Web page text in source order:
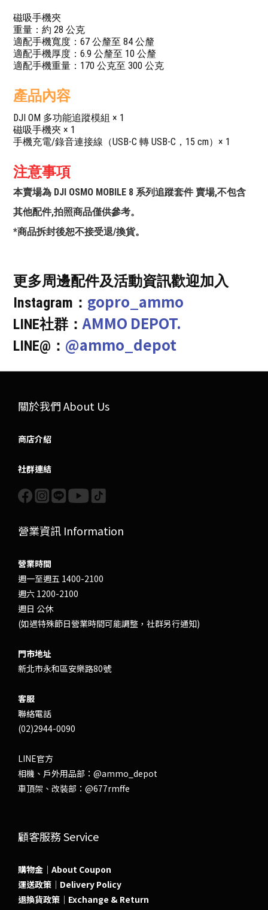
磁吸手機夾
重量：約 28 公克
適配手機寬度：67 公釐至 84 公釐
適配手機厚度：6.9 公釐至 10 公釐
適配手機重量：170 公克至 300 公克
產品內容
DJI OM 多功能追蹤模組 × 1
磁吸手機夾 × 1
手機充電/錄音連接線（USB-C 轉 USB-C，15 cm）× 1
注意事項
本賣場為 DJI OSMO MOBILE 8 系列追蹤套件 賣場,不包含
其他配件,拍照商品僅供參考。
*商品拆封後恕不接受退/換貨。
更多周邊配件及活動資訊歡迎加入
Instagram： gopro_ammo
LINE社群：AMMO DEPOT.
LINE@： @ammo_depot
關於我們 About Us
商店介紹
社群連結
營業資訊 Information
營業時間
週一至週五 1400-2100
週六 1200-2100
週日 公休
(如遇特殊節日營業時間可能調整，社群另行通知)
門市地址
新北市永和區安樂路80號
客服
聯絡電話
(02)2944-0090
LINE官方
相機、戶外用品部： @ammo_depot
車頂架、改裝部： @677rmffe
顧客服務 Service
購物金｜About Coupon
運送政策｜Delivery Policy
退換貨政策｜Exchange & Return